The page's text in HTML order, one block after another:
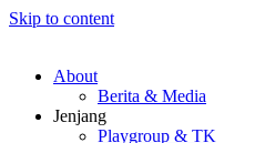
Skip to content
About
Berita & Media
Jenjang
Playgroup & TK